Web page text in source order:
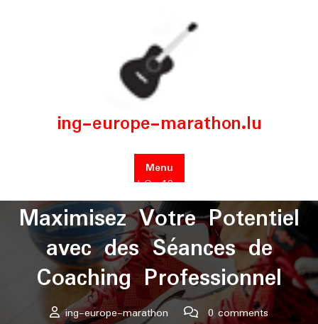
ing-europe-marathon.lu
Menu
Posted On 19 août 2024
Maximisez Votre Potentiel
avec des Séances de
Coaching Professionnel
ing-europe-marathon
0 comments